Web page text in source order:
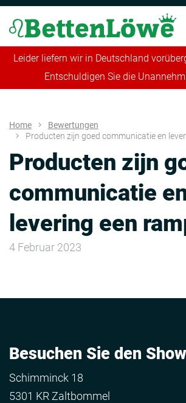
Leider liefern wir in Deutschland
Entschuldigen Sie die
Home
Bewertungen
Producten zijn goed communicatie en
Producten zijn
communicatie
levering een
4 Februar 2023
Besuchen Sie den
Schimminck 18
5301 KR Zaltbommel